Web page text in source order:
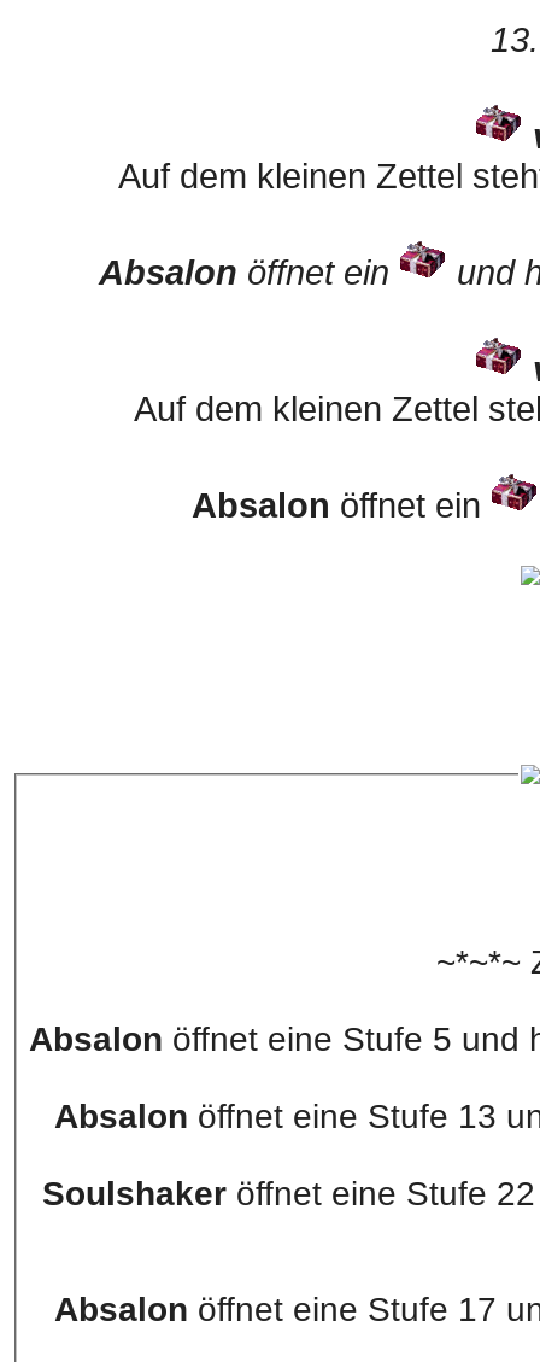
Auf dem kleinen Zettel
Absalon öffnet ein und
Auf dem kleinen Zettel
Absalon öffnet ein
~*~*~
Absalon öffnet
Absalon öffnet eine Stufe 13
Soulshaker öffnet eine Stufe
Absalon öffnet eine Stufe 17